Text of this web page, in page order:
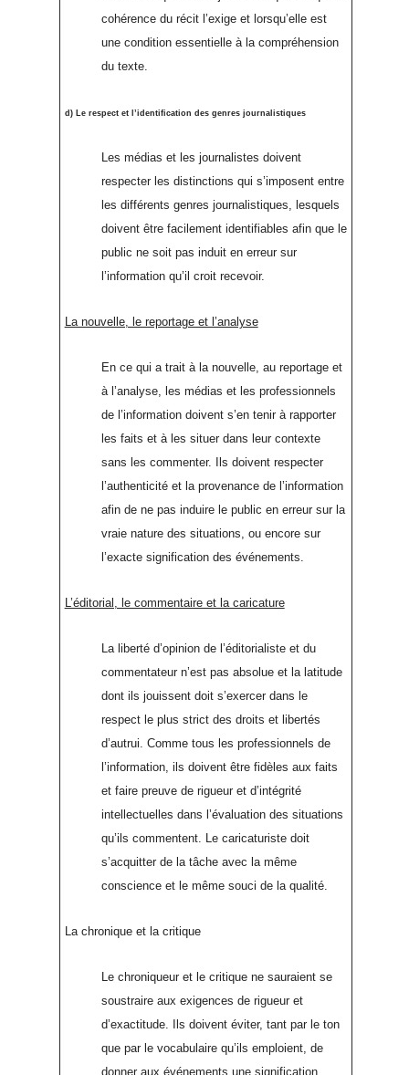
cohérence du récit l’exige et lorsqu’elle est
une condition essentielle à la compréhension
du texte.
d) Le respect et l’identification des genres journalistiques
Les médias et les journalistes doivent
respecter les distinctions qui s’imposent entre
les différents genres journalistiques, lesquels
doivent être facilement identifiables afin que le
public ne soit pas induit en erreur sur
l’information qu’il croit recevoir.
La nouvelle, le reportage et l’analyse
En ce qui a trait à la nouvelle, au reportage et
à l’analyse, les médias et les professionnels
de l’information doivent s’en tenir à rapporter
les faits et à les situer dans leur contexte
sans les commenter. Ils doivent respecter
l’authenticité et la provenance de l’information
afin de ne pas induire le public en erreur sur la
vraie nature des situations, ou encore sur
l’exacte signification des événements.
L’éditorial, le commentaire et la caricature
La liberté d’opinion de l’éditorialiste et du
commentateur n’est pas absolue et la latitude
dont ils jouissent doit s’exercer dans le
respect le plus strict des droits et libertés
d’autrui. Comme tous les professionnels de
l’information, ils doivent être fidèles aux faits
et faire preuve de rigueur et d’intégrité
intellectuelles dans l’évaluation des situations
qu’ils commentent. Le caricaturiste doit
s’acquitter de la tâche avec la même
conscience et le même souci de la qualité.
La chronique et la critique
Le chroniqueur et le critique ne sauraient se
soustraire aux exigences de rigueur et
d’exactitude. Ils doivent éviter, tant par le ton
que par le vocabulaire qu’ils emploient, de
donner aux événements une signification